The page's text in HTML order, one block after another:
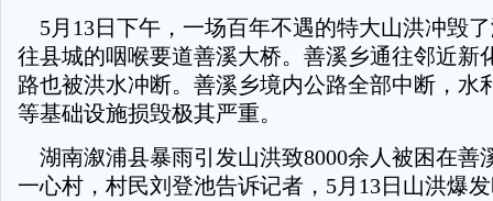
5月13日下午，一场百年不遇的特大山洪冲毁
往县城的咽喉要道善溪大桥。善溪乡通往邻近新
路也被洪水冲断。善溪乡境内公路全部中断，水
等基础设施损毁极其严重。
湖南溆浦县暴雨引发山洪致8000余人被困在善
一心村，村民刘登池告诉记者，5月13日山洪爆